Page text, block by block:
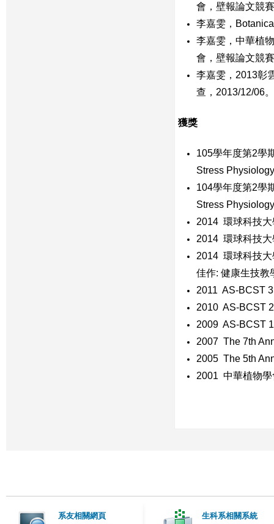
會，壁報論文競
李嘉雯，
李嘉雯，中華植
會，壁報論文競
李嘉雯，2013彰
查，2013/12/06。
獲獎
105學年度第2學
Stress
104學年度第2學
Stress
2014 環球科技
2014 環球科技
2014 環球科技大
佳作: 健康生技教
2011 AS-BCST
2010 AS-BCST
2009 AS-BCST
2007 The 7th
2005 The 5th
2001 中華植物
系友相關網頁
生科系相關系統